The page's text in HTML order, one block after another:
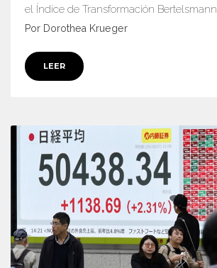
el Índice de Transformación Bertelsmann
Por Dorothea Krueger
LEER